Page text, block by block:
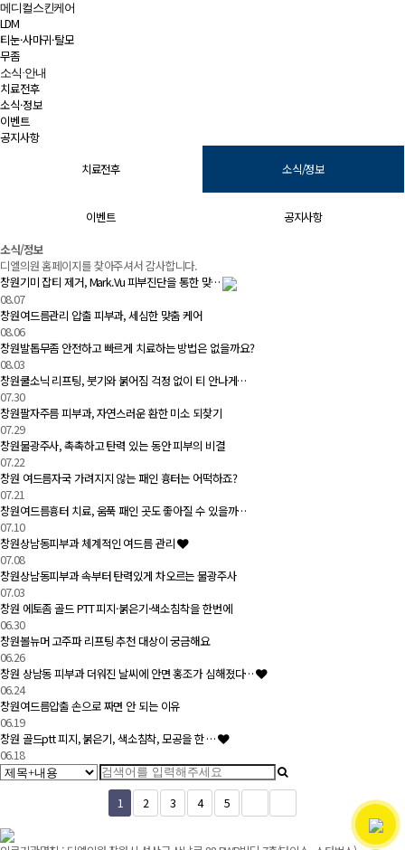
메디컬스킨케어
LDM
티눈·사마귀·탈모
무좀
소식·안내
치료전후
소식·정보
이벤트
공지사항
치료전후
소식/정보
이벤트
공지사항
소식/정보 | 창원 피부과 디엘의원
소식/정보
디엘의원 홈페이지를 찾아주셔서 감사합니다.
창원기미 잡티 제거, Mark.Vu 피부진단을 통한 맞…
08.07
창원여드름관리 압출 피부과, 세심한 맞춤 케어
08.06
창원발톱무좀 안전하고 빠르게 치료하는 방법은 없을까요?
08.03
창원쿨소닉 리프팅, 붓기와 붉어짐 걱정 없이 티 안나게…
07.30
창원팔자주름 피부과, 자연스러운 환한 미소 되찾기
07.29
창원물광주사, 촉촉하고 탄력 있는 동안 피부의 비결
07.22
창원 여드름자국 가려지지 않는 패인 흉터는 어떡하죠?
07.21
창원여드름흉터 치료, 움푹 패인 곳도 좋아질 수 있을까…
07.10
창원상남동피부과 체계적인 여드름 관리
07.08
창원상남동피부과 속부터 탄력있게 차오르는 물광주사
07.03
창원 에토좀 골드 PTT 피지·붉은기·색소침착을 한번에
06.30
창원볼뉴머 고주파 리프팅 추천 대상이 궁금해요
06.26
창원 상남동 피부과 더워진 날씨에 안면 홍조가 심해졌다…
06.24
창원여드름압출 손으로 짜면 안 되는 이유
06.19
창원 골드ptt 피지, 붉은기, 색소침착, 모공을 한 …
06.18
1 2 3 4 5